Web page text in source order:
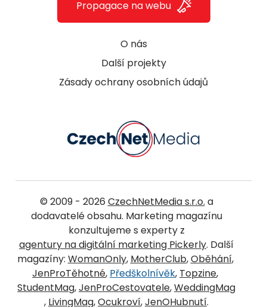
O nás
Další projekty
Zásady ochrany osobních údajů
Propagace na webu
© 2009 - 2026 CzechNetMedia s.r.o. a
dodavatelé obsahu. Marketing magazínu
konzultujeme s experty z
agentury na digitální marketing Pickerly. Další
magazíny: WomanOnly, MotherClub,Oběhání,
JenProTěhotné, Předškolnívěk, Topzine,
StudentMag,JenProCestovatele,WeddingMag
, LivingMag,Ocukroví,JenOHubnutí.